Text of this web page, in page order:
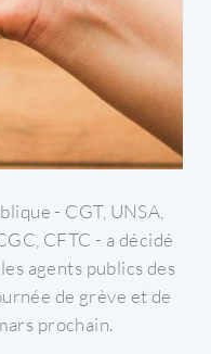
- CGT, UNSA,
CFTC - a décidé
agents publics des
de grève et de
prochain.